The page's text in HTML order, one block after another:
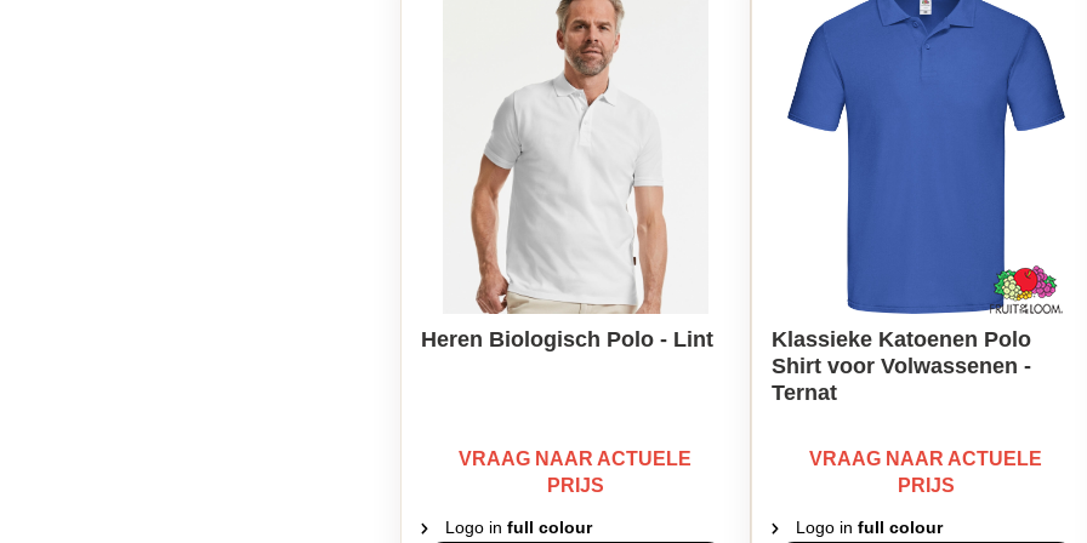
Heren Biologisch Polo - Lint
VRAAG NAAR ACTUELE
PRIJS
Logo in full colour
Klassieke Katoenen Polo
Shirt voor Volwassenen -
Ternat
VRAAG NAAR ACTUELE
PRIJS
Logo in full colour